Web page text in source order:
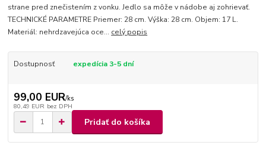
strane pred znečistením z vonku. Jedlo sa môže v nádobe aj zohrievať.
TECHNICKÉ PARAMETRE Priemer: 28 cm. Výška: 28 cm. Objem: 17 L.
Materiál: nehrdzavejúca oce... celý popis
Dostupnosť expedícia 3-5 dní
99,00 EUR/ks
80,49 EUR bez DPH
Pridať do košíka